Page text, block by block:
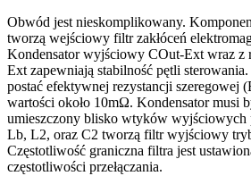
Obwód jest nieskomplikowany.
tworzą wejściowy filtr zakłóceń
Kondensator wyjściowy COut-Ext wraz z
Ext zapewniają stabilność pętli
postać efektywnej rezystancji szeregowej
wartości około 10mΩ. Kondensator musi
umieszczony blisko wtyków wyjściowych
Lb, L2, oraz C2 tworzą filtr wyjściowy
Częstotliwość graniczna filtra jest
częstotliwości przełączania.